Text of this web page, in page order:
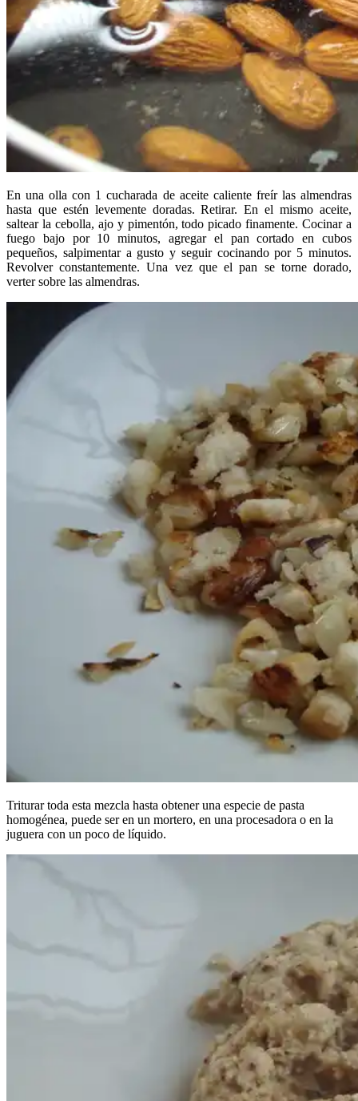
En una olla con 1 cucharada de aceite caliente freír las almendras
hasta que estén levemente doradas. Retirar. En el mismo aceite,
saltear la cebolla, ajo y pimentón, todo picado finamente. Cocinar a
fuego bajo por 10 minutos, agregar el pan cortado en cubos
pequeños, salpimentar a gusto y seguir cocinando por 5 minutos.
Revolver constantemente. Una vez que el pan se torne dorado,
verter sobre las almendras.
Triturar toda esta mezcla hasta obtener una especie de pasta
homogénea, puede ser en un mortero, en una procesadora o en la
juguera con un poco de líquido.